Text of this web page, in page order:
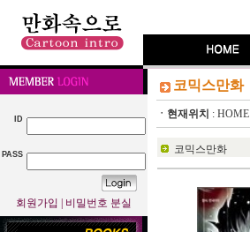
ID
PASS
회원가입 비밀번호 분실
코믹스만화
ㆍ현재위치 : HOME
코믹스만화